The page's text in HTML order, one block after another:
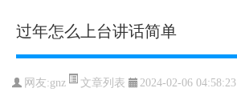
过年怎么上台讲话简单
网友:gnz 文章列表 2024-02-06 04:58:23